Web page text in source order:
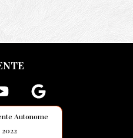
Autonome